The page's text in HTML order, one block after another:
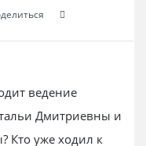
ведение
Дмитриевны и
Кто уже ходил к